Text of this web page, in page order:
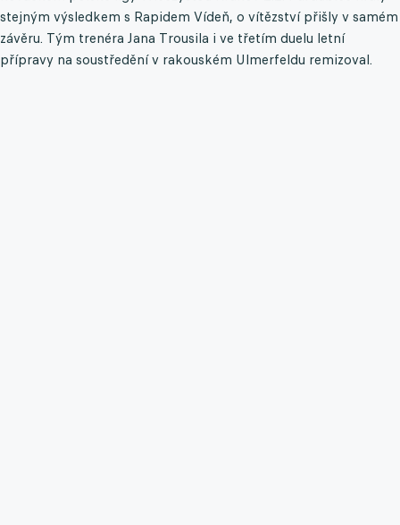
stejným výsledkem s Rapidem Vídeň, o vítězství přišly v samém
závěru. Tým trenéra Jana Trousila i ve třetím duelu letní
přípravy na soustředění v rakouském Ulmerfeldu remizoval.